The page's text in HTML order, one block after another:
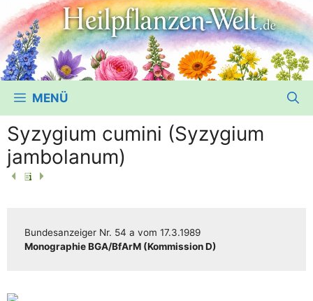
MENÜ
Syzygium cumini (Syzygium
jambolanum)
Bun­des­an­zei­ger Nr. 54 a vom 17.3.1989
Mono­gra­phie BGA/​​BfArM (Kom­mis­si­on D)